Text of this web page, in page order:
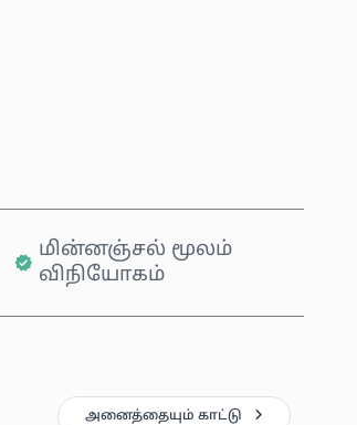
மின்னஞ்சல் மூலம்
விநியோகம்
அனைத்தையும் காட்டு